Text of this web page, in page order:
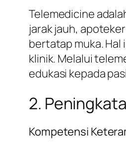
Telemedicine
jarak jauh,
bertatap muka. Hal
klinik. Melalui
edukasi kepada
2.
Kompetensi